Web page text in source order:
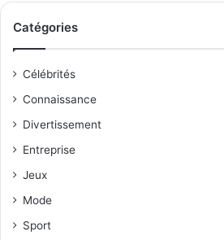
Catégories
Célébrités
Connaissance
Divertissement
Entreprise
Jeux
Mode
Sport